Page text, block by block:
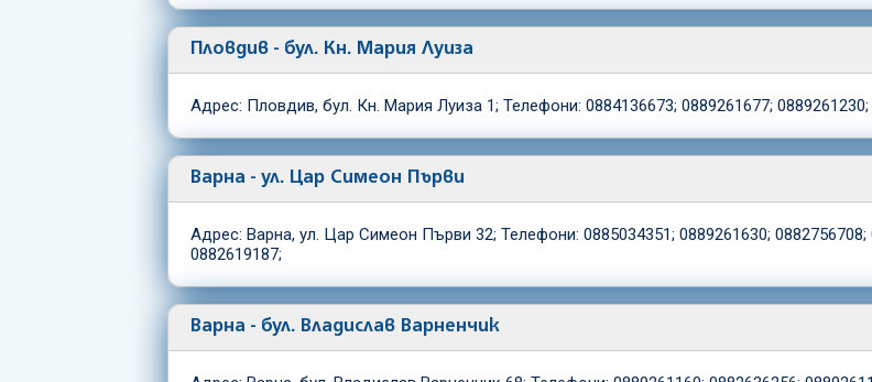
Пловдив - бул. Кн. Мария Луиза
Адрес: Пловдив, бул. Кн. Мария Луиза 1; Телефони: 0884136673; 0889261677; 0889261230;
Варна - ул. Цар Симеон Първи
Адрес: Варна, ул. Цар Симеон Първи 32; Телефони: 0885034351; 0889261630; 0882756708;
0882619187;
Варна - бул. Владислав Варненчик